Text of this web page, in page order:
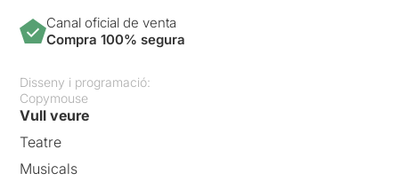
Canal oficial de venta
Compra 100% segura
Disseny i programació:
Copymouse
Vull veure
Teatre
Musicals